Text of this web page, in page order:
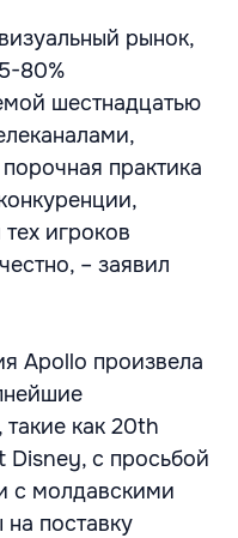
рынок,
80%
шестнадцатью
практика
игроков
– заявил
Apollo произвела
как 20th
Disney, с просьбой
с молдавскими
поставку